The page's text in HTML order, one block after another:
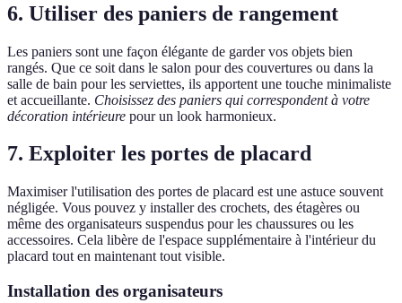
6. Utiliser des paniers de rangement
Les paniers sont une façon élégante de garder vos objets bien
rangés. Que ce soit dans le salon pour des couvertures ou dans la
salle de bain pour les serviettes, ils apportent une touche minimaliste
et accueillante. Choisissez des paniers qui correspondent à votre
décoration intérieure pour un look harmonieux.
7. Exploiter les portes de placard
Maximiser l'utilisation des portes de placard est une astuce souvent
négligée. Vous pouvez y installer des crochets, des étagères ou
même des organisateurs suspendus pour les chaussures ou les
accessoires. Cela libère de l'espace supplémentaire à l'intérieur du
placard tout en maintenant tout visible.
Installation des organisateurs